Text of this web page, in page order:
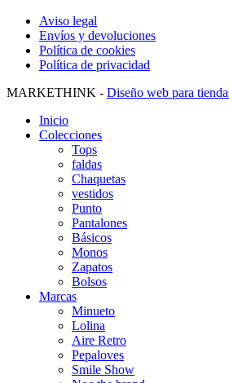
Aviso legal
Envíos y devoluciones
Política de cookies
Política de privacidad
MARKETHINK - Diseño web para
Inicio
Colecciones
Tops
faldas
Chaquetas
vestidos
Punto
Pantalones
Básicos
Monos
Zapatos
Bolsos
Marcas
Minueto
Lolina
Aire Retro
Pepaloves
Smile Show